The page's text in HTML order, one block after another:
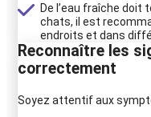
De l’eau fraîche doit
chats, il est
endroits et dans
Reconnaître les
correctement
Soyez attentif aux